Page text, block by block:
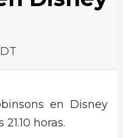
en Disney
horas.